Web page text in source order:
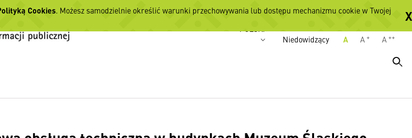
Wersje językowe
Niedowidzący
A A + A ++
Cookies. Możesz samodzielnie określić warunki przechowywania lub dostępu mechanizmu cookie w Twojej
X